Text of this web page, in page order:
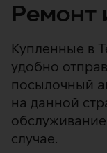
Ремонт
Купленные в
удобно
посылочный
на данной
случае.